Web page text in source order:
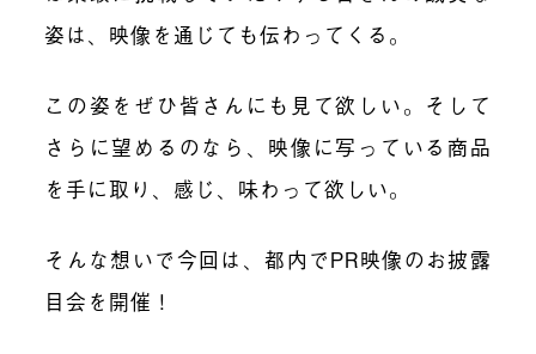
姿は、映像を通じても伝わってくる。
この姿をぜひ皆さんにも見て欲しい。そして
さらに望めるのなら、映像に写っている商品
を手に取り、感じ、味わって欲しい。
そんな想いで今回は、都内でPR映像のお披露
目会を開催 ！